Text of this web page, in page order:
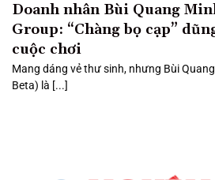
Doanh nhân Bùi Quang
Group: “Chàng bọ cạp”
cuộc chơi
Mang dáng vẻ thư sinh, nhưng Bùi
Beta) là [...]